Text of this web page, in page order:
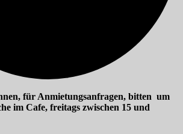
für Anmietungsanfragen, bitten um
im Cafe, freitags zwischen 15 und